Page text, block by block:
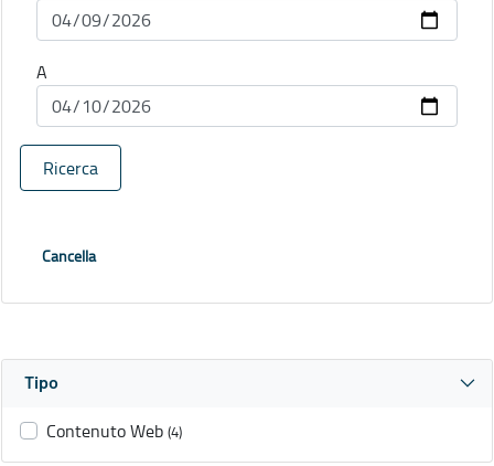
A
Ricerca
Cancella
Tipo
Contenuto Web (4)